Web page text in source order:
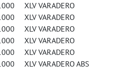
XLV VARADERO
XLV VARADERO
XLV VARADERO
XLV VARADERO
XLV VARADERO
XLV VARADERO ABS